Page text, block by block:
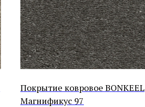
Покрытие ковровое BONKEEL
Магнификус 97